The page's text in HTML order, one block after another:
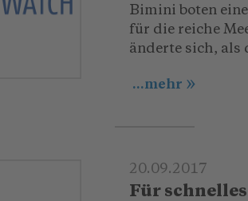
Bimini boten
für die reiche
änderte sich, als
...mehr
20.09.2017
Für